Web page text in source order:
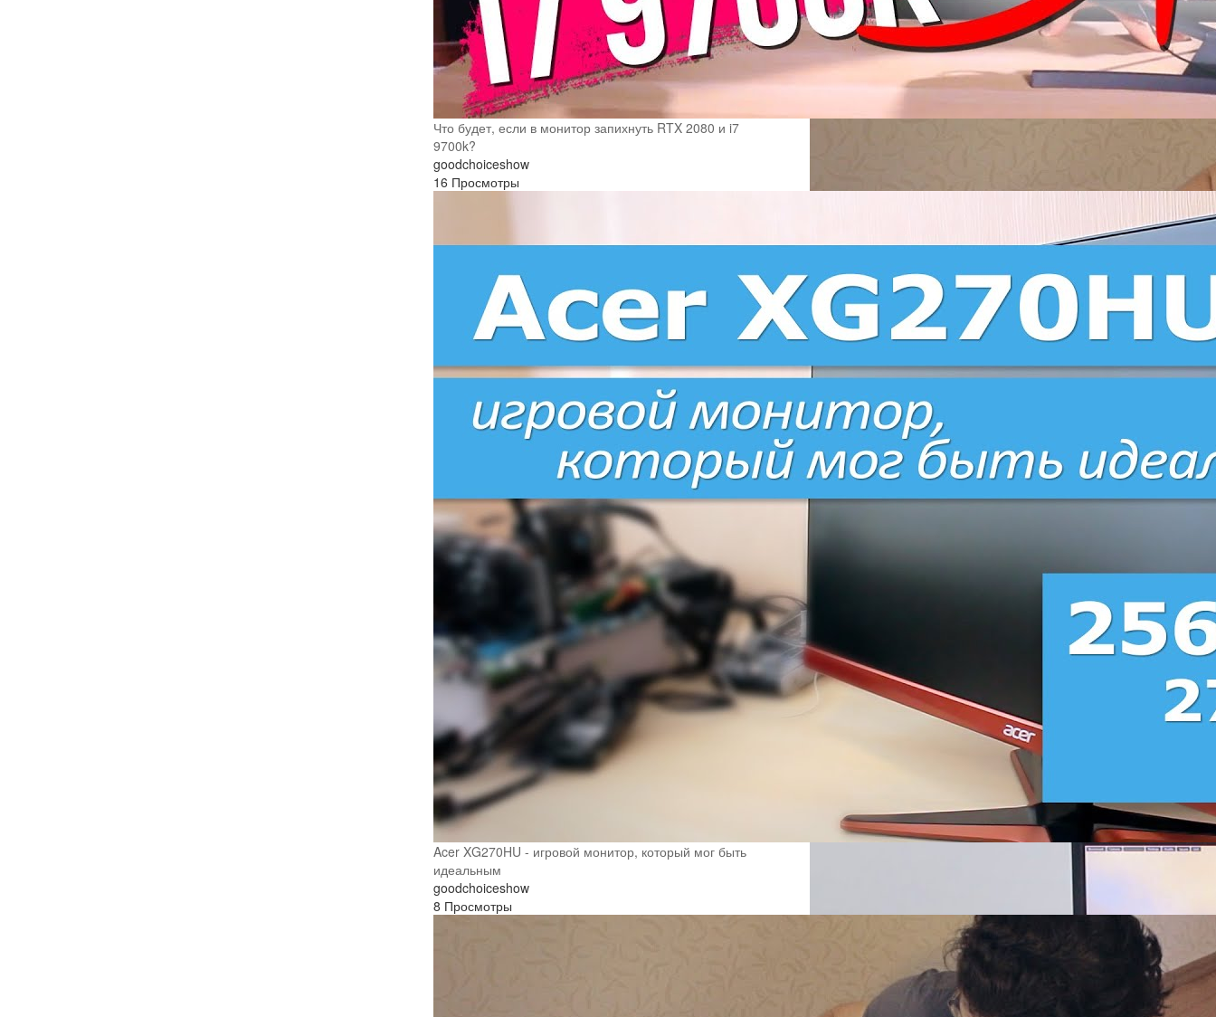
Acer XG270HU - игровой монитор, который мог быть
идеальным
goodchoiceshow
8 Просмотры
Распаковка вкусняшек из магазина (Radeon HD7770 и
Что будет, если в монитор запихнуть RTX 2080 и i7
9700k?
goodchoiceshow
16 Просмотры
Acer XG270HU - игровой монитор, который мог быть
идеальным
goodchoiceshow
8 Просмотры